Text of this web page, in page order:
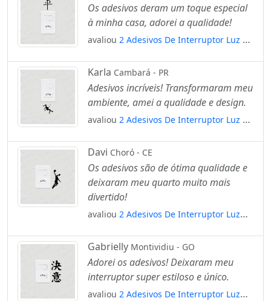
Os adesivos deram um toque especial
à minha casa, adorei a qualidade!
avaliou 2 Adesivos De Interruptor Luz E
Karla Cambará - PR
Adesivos incríveis! Transformaram meu
ambiente, amei a qualidade e design.
avaliou 2 Adesivos De Interruptor Luz E
Davi Choró - CE
Os adesivos são de ótima qualidade e
deixaram meu quarto muito mais
divertido!
avaliou 2 Adesivos De Interruptor Luz
Mod:129
Gabrielly Montividiu - GO
Adorei os adesivos! Deixaram meu
interruptor super estiloso e único.
avaliou 2 Adesivos De Interruptor Luz